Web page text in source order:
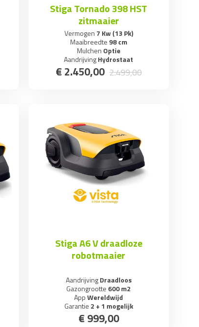
Stiga Tornado 398 HST
zitmaaier
Vermogen 7 Kw (13 Pk)
Maaibreedte 98 cm
Mulchen Optie
AandrijvingHydrostaat
€ 2.450,00 2.499,00
Stiga A6 V draadloze
robotmaaier
AandrijvingDraadloos
Gazongrootte 600 m2
AppWereldwijd
Garantie 2 + 1 mogelijk
€ 999,00